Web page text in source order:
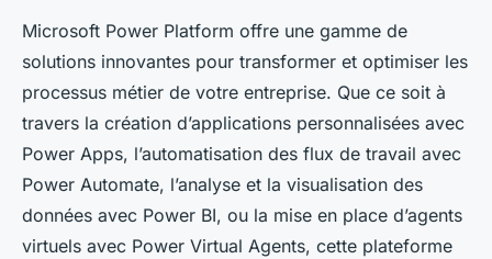
Microsoft Power Platform offre une gamme de
solutions innovantes pour transformer et optimiser les
processus métier de votre entreprise. Que ce soit à
travers la création d’applications personnalisées avec
Power Apps, l’automatisation des flux de travail avec
Power Automate, l’analyse et la visualisation des
données avec Power BI, ou la mise en place d’agents
virtuels avec Power Virtual Agents, cette plateforme